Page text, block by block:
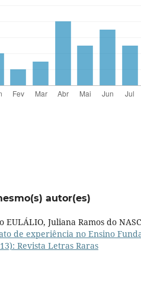
autor(es)
Juliana Ramos do
de experiência no Ensino
Revista Letras Raras